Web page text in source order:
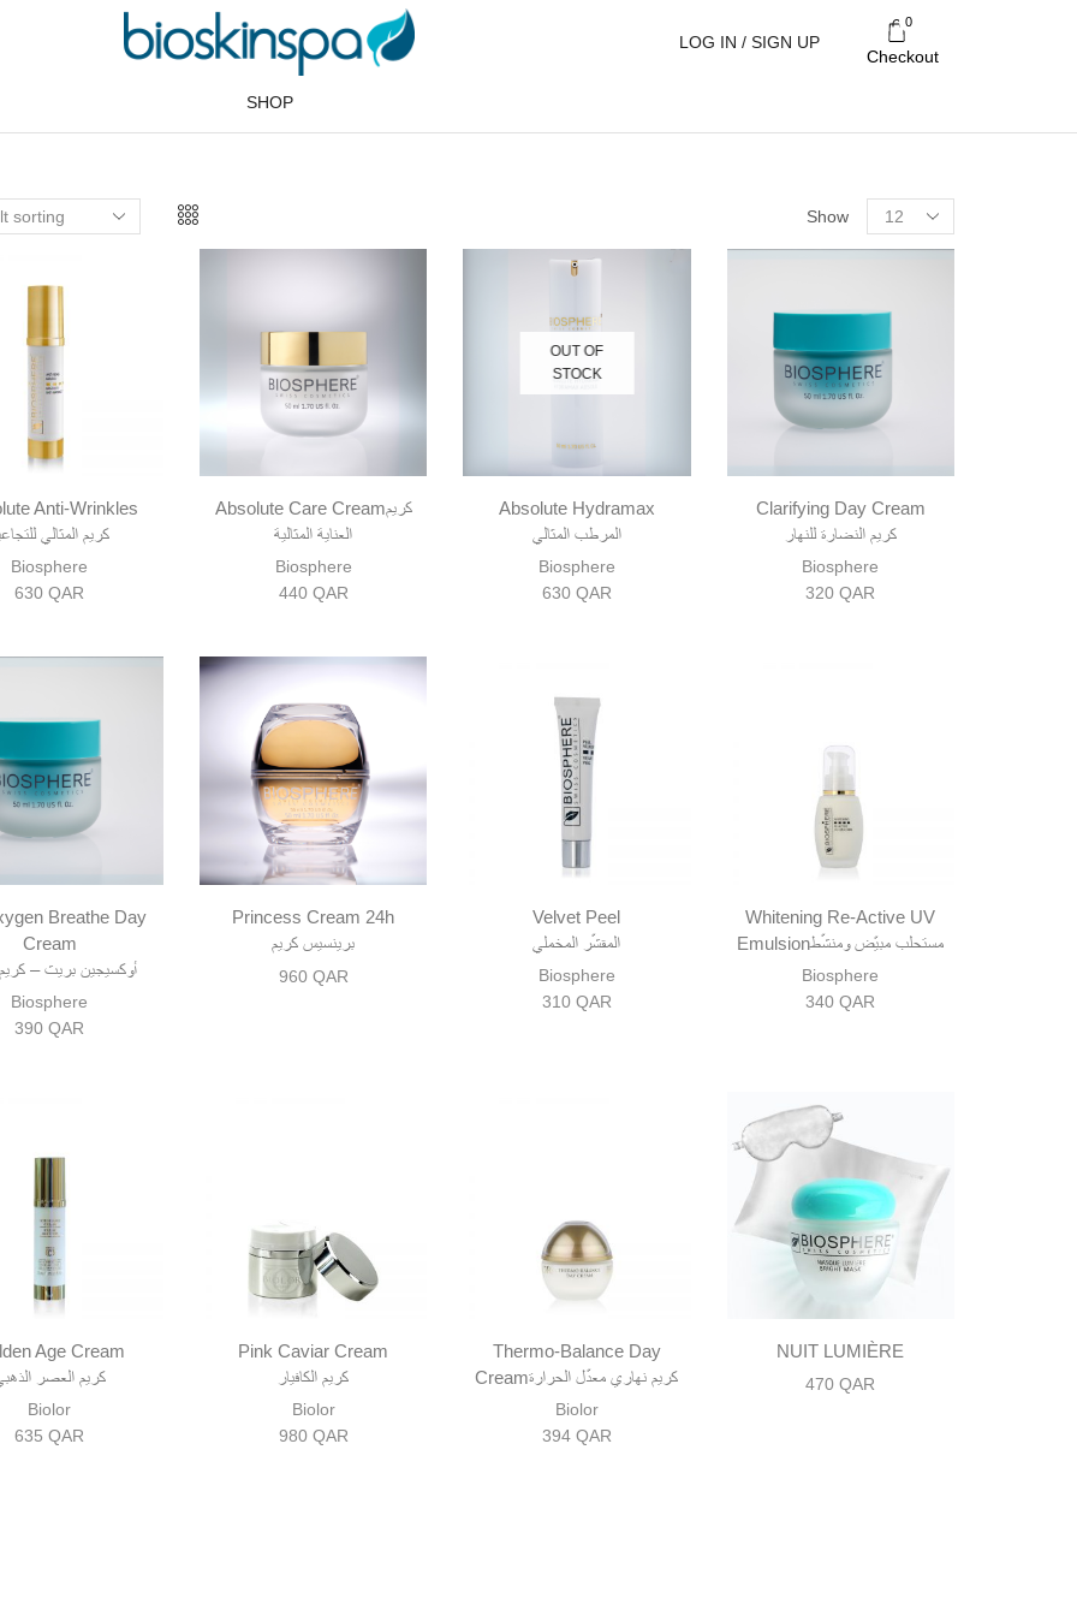
LOG IN / SIGN UP
0
Checkout
SHOP
Show
Products
per
Anti-Wrinkles
كريم المثالي
Biosphere
630QAR
Absolute Care Creamكريم
العناية المثالية
Biosphere
440 QAR
OUT OF
STOCK
Absolute Hydramax
المرطب المثالي
Biosphere
630 QAR
Clarifying Day Cream
كريم النضارة للنهار
Biosphere
320QAR
Breathe Day
Cream
أوكسيجين بريث – كريم
Biosphere
390QAR
Princess Cream 24h
برينسيس كريم
960 QAR
Velvet Peel
المقشّر المخملي
Biosphere
310 QAR
Whitening Re-Active UV
Emulsionمستحلب مبيّض ومنشّط
Biosphere
340QAR
Age Cream
كريم العصر
Biolor
635QAR
Pink Caviar Cream
كريم الكافيار
Biolor
980 QAR
Thermo-Balance Day
Creamكريم نهاري معدّل الحرارة
Biolor
394 QAR
NUIT LUMIÈRE
470QAR